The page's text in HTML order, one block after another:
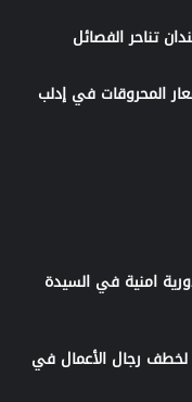
تناحر الفصائل
المحروقات في إدلب
امنية في السيدة
رجال الأعمال في